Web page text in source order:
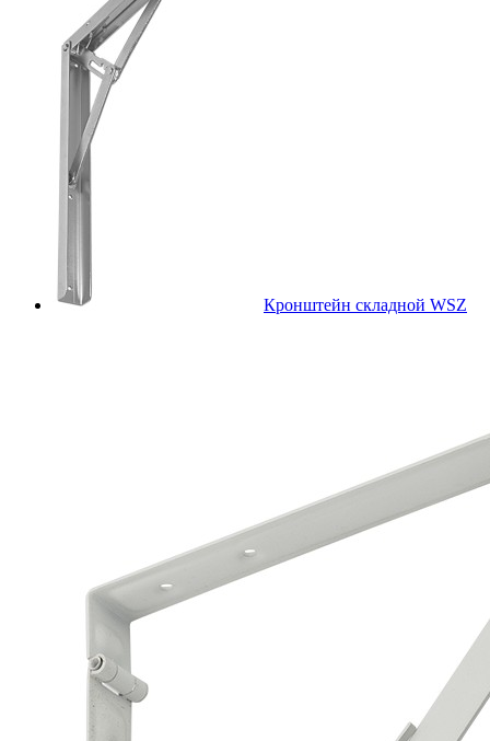
Кронштейн складной WSZ